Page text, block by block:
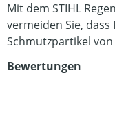
Mit dem STIHL
vermeiden Sie, dass
Schmutzpartikel
Bewertungen